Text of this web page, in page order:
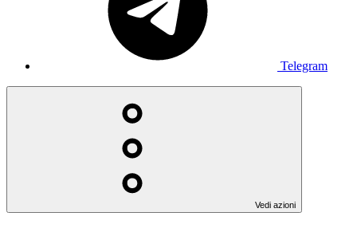
Telegram
Vedi azioni